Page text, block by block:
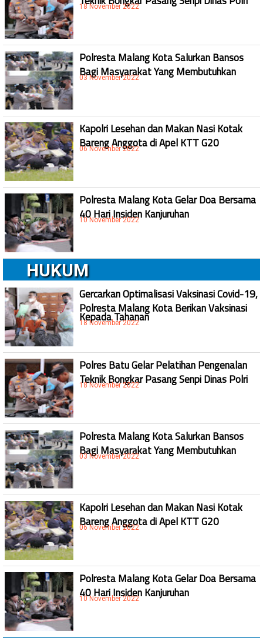
18 November 2022
Polresta Malang Kota Salurkan Bansos
Bagi Masyarakat Yang Membutuhkan
03 November 2022
Kapolri Lesehan dan Makan Nasi Kotak
Bareng Anggota di Apel KTT G20
06 November 2022
Polresta Malang Kota Gelar Doa Bersama
40 Hari Insiden Kanjuruhan
10 November 2022
HUKUM
Gercarkan Optimalisasi Vaksinasi Covid-19,
Polresta Malang Kota Berikan Vaksinasi
Kepada Tahanan
18 November 2022
Polres Batu Gelar Pelatihan Pengenalan
Teknik Bongkar Pasang Senpi Dinas Polri
18 November 2022
Polresta Malang Kota Salurkan Bansos
Bagi Masyarakat Yang Membutuhkan
03 November 2022
Kapolri Lesehan dan Makan Nasi Kotak
Bareng Anggota di Apel KTT G20
06 November 2022
Polresta Malang Kota Gelar Doa Bersama
40 Hari Insiden Kanjuruhan
10 November 2022